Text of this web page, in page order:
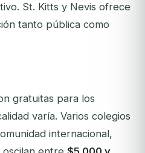
St. Kitts y Nevis ofrece
tanto pública como
gratuitas para los
varía. Varios colegios
internacional,